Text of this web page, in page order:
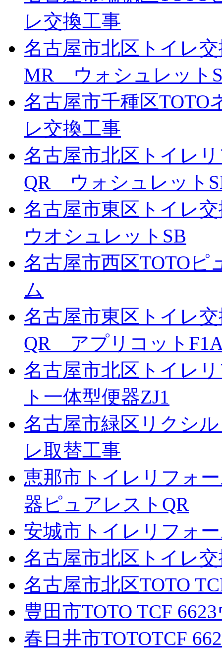
レ交換工事
名古屋市北区トイレ
MR ウォシュレット
名古屋市千種区
レ交換工事
名古屋市北区トイレ
QR ウォシュレット
名古屋市東区トイレ
ウオシュレットSB
名古屋市西区TOTOピ
ム
名古屋市東区トイレ
QR アプリコット
名古屋市北区トイレ
ト一体型便器ZJ1
名古屋市緑区リクシ
レ取替工事
恵那市トイレリフォ
器ピュアレストQR
安城市トイレリフォ
名古屋市北区トイレ
名古屋市北区TOTO
豊田市TOTO TCF
春日井市TOTOTCF